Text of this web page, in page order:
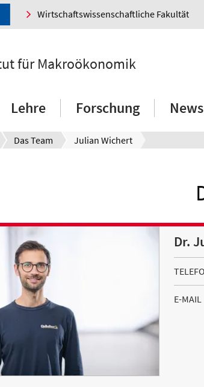
Wirtschaftswissenschaftliche Fakultät
für Makroökonomik
Lehre Forschung News
Das Team Julian Wichert
Dr.
E-MAIL